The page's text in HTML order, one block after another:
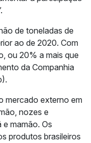
de toneladas de
ao de 2020. Com
ou 20% a mais que
da Companhia
mercado externo em
nozes e
e mamão. Os
produtos brasileiros